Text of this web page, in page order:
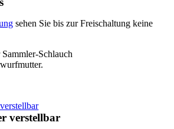
sehen Sie bis zur Freischaltung keine
Schlauch
verstellbar